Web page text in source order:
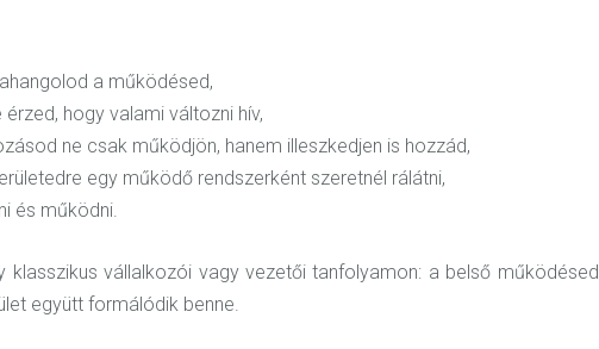
a működésed,
hogy valami változni hív,
ne csak működjön, hanem illeszkedjen is hozzád,
egy működő rendszerként szeretnél rálátni,
és működni.
klasszikus vállalkozói vagy vezetői tanfolyamon: a belső működésed
együtt formálódik benne.